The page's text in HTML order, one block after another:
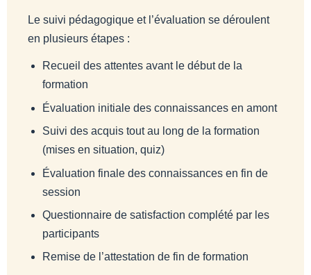
Le suivi pédagogique et l’évaluation se déroulent
en plusieurs étapes :
Recueil des attentes avant le début de la
formation
Évaluation initiale des connaissances en amont
Suivi des acquis tout au long de la formation
(mises en situation, quiz)
Évaluation finale des connaissances en fin de
session
Questionnaire de satisfaction complété par les
participants
Remise de l’attestation de fin de formation